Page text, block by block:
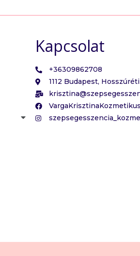
Kapcsolat
+36309862708
1112 Budapest,